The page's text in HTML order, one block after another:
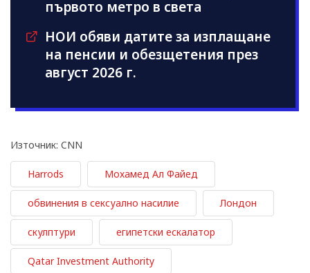
първото метро в света
НОИ обяви датите за изплащане
на пенсии и обезщетения през
август 2026 г.
Източник: CNN
Harrods Мохамед Ал Файед
обвинения в сексуално насилие Лондон
скулптури египетски ескалатор
Qatar Investment Authority